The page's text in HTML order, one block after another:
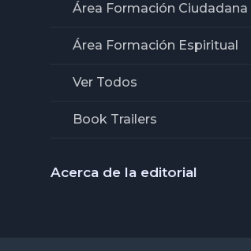
Área Formación Ciudadana
Área Formación Espiritual
Ver Todos
Book Trailers
Acerca de la editorial